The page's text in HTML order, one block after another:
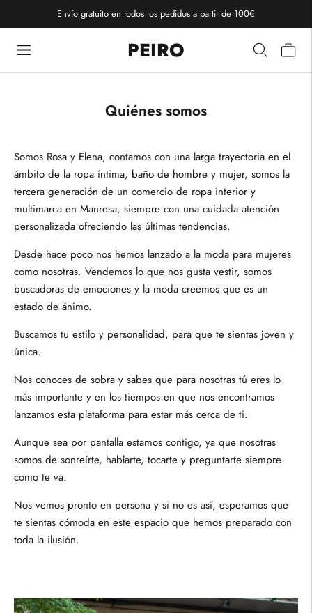
Envío gratuito en todos los pedidos a partir de 100€
PEIRO
Quiénes somos
Somos Rosa y Elena, contamos con una larga trayectoria en el
ámbito de la ropa íntima, baño de hombre y mujer, somos la
tercera generación de un comercio de ropa interior y
multimarca en Manresa, siempre con una cuidada atención
personalizada ofreciendo las últimas tendencias.
Desde hace poco nos hemos lanzado a la moda para mujeres
como nosotras. Vendemos lo que nos gusta vestir, somos
buscadoras de emociones y la moda creemos que es un
estado de ánimo.
Buscamos tu estilo y personalidad, para que te sientas joven y
única.
Nos conoces de sobra y sabes que para nosotras tú eres lo
más importante y en los tiempos en que nos encontramos
lanzamos esta plataforma para estar más cerca de ti.
Aunque sea por pantalla estamos contigo, ya que nosotras
somos de sonreírte, hablarte, tocarte y preguntarte siempre
como te va.
Nos vemos pronto en persona y si no es así, esperamos que
te sientas cómoda en este espacio que hemos preparado con
toda la ilusión.